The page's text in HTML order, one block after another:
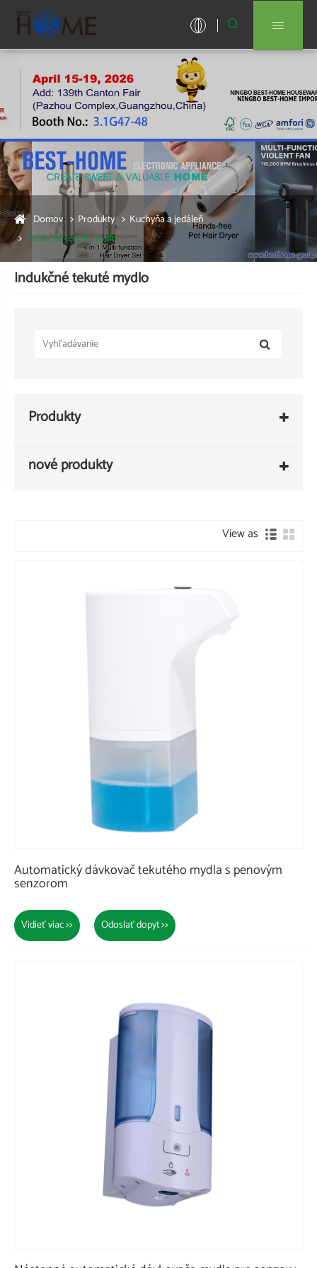
 
Domov Produkty
Kuchyňa a jedáleň
Indukčné tekuté mydlo
Indukčné tekuté mydlo
Produkty
nové produkty
View as
Automatický dávkovač tekutého mydla s penovým
senzorom
Vidieť viac >> Odoslať dopyt >>